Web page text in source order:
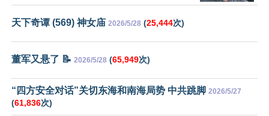
天下奇谭 (569) 神女庙 2026/5/28 (25,444次)
董军又悬了 📝 2026/5/28 (65,949次)
“四方安全对话”关切东海和南海局势 中共跳脚 2026/5/27
(61,836次)